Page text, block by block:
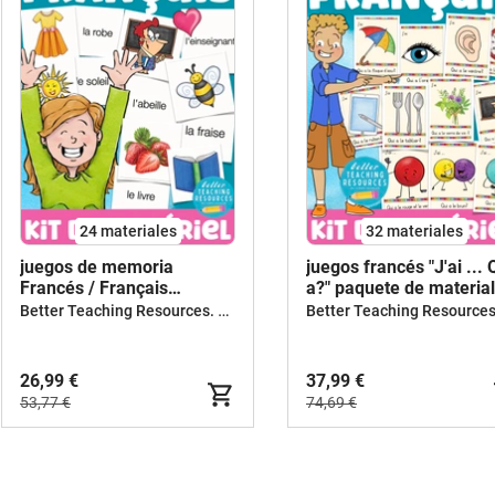
24 materiales
juegos de memoria
Francés / Français
paquete de materiales
Better Teaching Resources. Longer coffee breaks.
26,99 €
53,77 €
32 materiales
juegos francés "J'ai ...
a?" paquete de material
37,99 €
74,69 €